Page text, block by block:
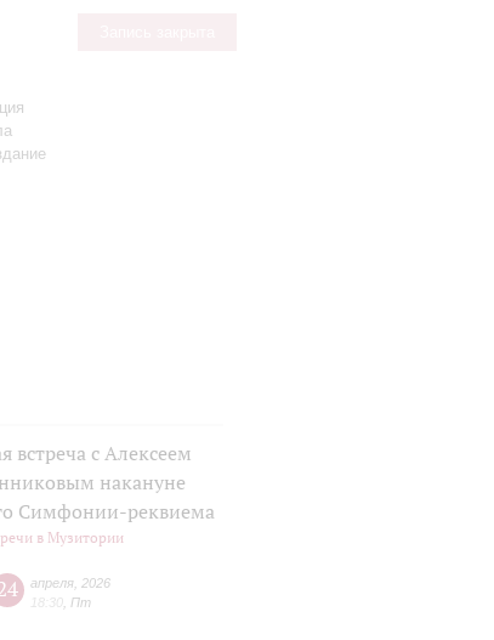
встреча с Алексеем
накануне
Симфонии-реквиема
в Музитории
апреля 2026
18:30 Пт